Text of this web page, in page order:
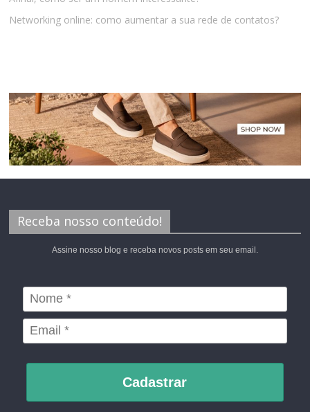
Networking online: como aumentar a sua rede de contatos?
Receba nosso conteúdo!
Assine nosso blog e receba novos posts em seu email.
Cadastrar